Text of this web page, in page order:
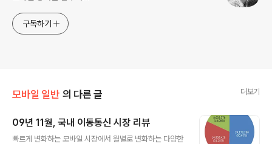
구독하기
모바일 일반 의 다른 글 더보기
09년 11월, 국내 이동통신 시장 리뷰
빠르게 변화하는 모바일 시장에서 월별로 변화하는 다양한